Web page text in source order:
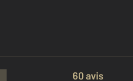
60 avis